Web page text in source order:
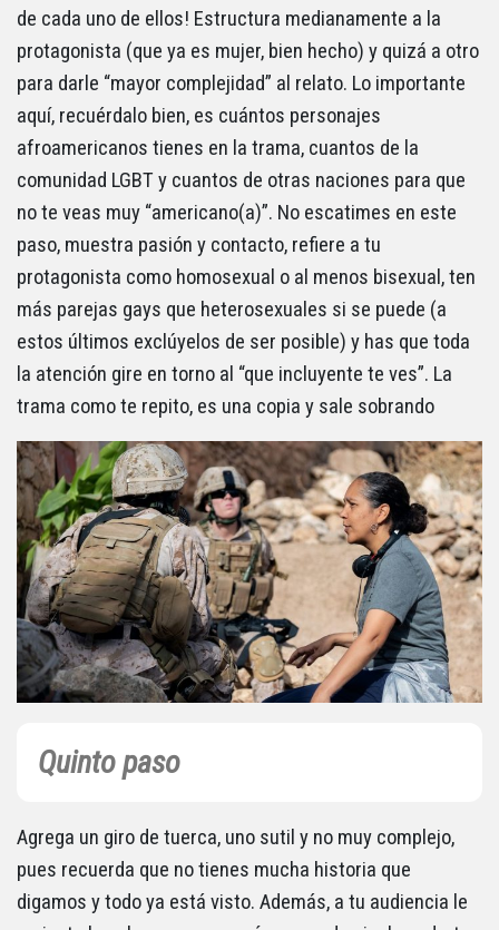
de cada uno de ellos! Estructura medianamente a la
protagonista (que ya es mujer, bien hecho) y quizá a otro
para darle “mayor complejidad” al relato. Lo importante
aquí, recuérdalo bien, es cuántos personajes
afroamericanos tienes en la trama, cuantos de la
comunidad LGBT y cuantos de otras naciones para que
no te veas muy “americano(a)”. No escatimes en este
paso, muestra pasión y contacto, refiere a tu
protagonista como homosexual o al menos bisexual, ten
más parejas gays que heterosexuales si se puede (a
estos últimos exclúyelos de ser posible) y has que toda
la atención gire en torno al “que incluyente te ves”. La
trama como te repito, es una copia y sale sobrando
Quinto paso
Agrega un giro de tuerca, uno sutil y no muy complejo,
pues recuerda que no tienes mucha historia que
digamos y todo ya está visto. Además, a tu audiencia le